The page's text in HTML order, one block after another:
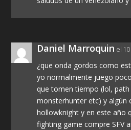
Daniel Marroquin el
¿que onda gordos como
yo normalmente juego
que tomen tiempo (lol,
monsterhunter etc) y algún
hollowknight y en este año
fighting game compre SFV